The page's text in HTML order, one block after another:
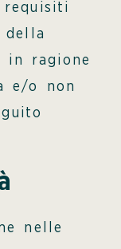
della
in ragione
e/o non
nelle